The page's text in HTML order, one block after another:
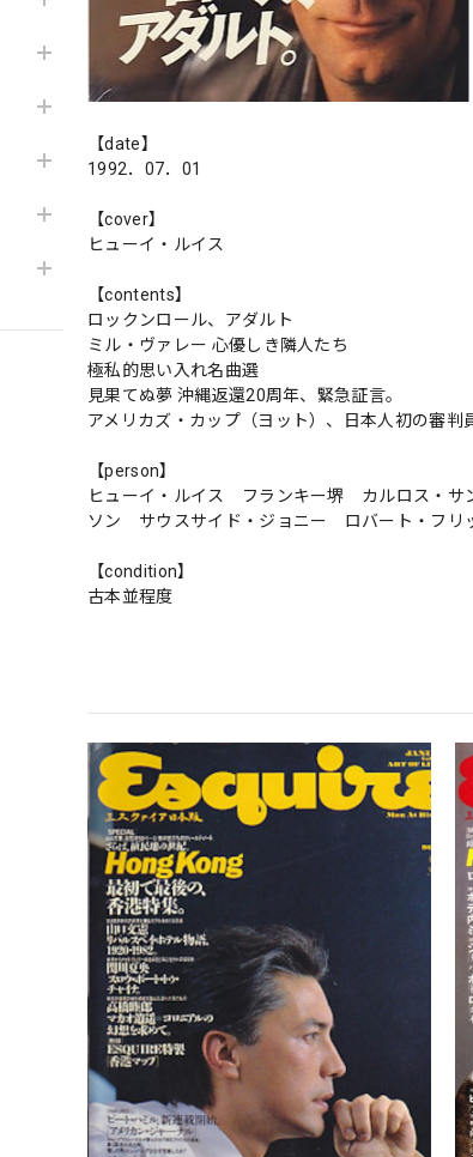
【date】
1992．07．01
【cover】
ヒューイ・ルイス
【contents】
ロックンロール、アダルト
ミル・ヴァレー 心優しき隣人たち
極私的思い入れ名曲選
見果てぬ夢 沖縄返還20周年、緊急証言。
アメリカズ・カップ（ヨット）、日本人初の審判
【person】
ヒューイ・ルイス フランキー堺 カルロス・
ソン サウスサイド・ジョニー ロバート・フ
【condition】
古本並程度